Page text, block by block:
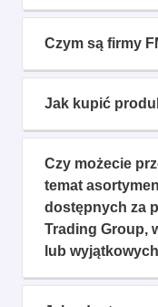
Czym są firmy
Jak kupić
Czy możecie
temat
dostępnych za
Trading Group,
lub